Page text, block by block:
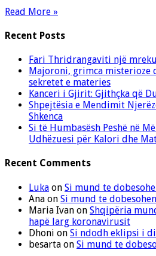
Read More »
Recent Posts
Fari Thridrangaviti një
Majoroni, grimca misterioze
sekretet e materies
Kanceri i Gjirit: Gjithçka që
Shpejtësia e Mendimit
Shkenca
Si të Humbasësh Peshë në
Udhëzuesi për Kalori dhe
Recent Comments
Luka on Si mund te
Ana on Si mund te
Maria Ivan on Shqipëria
hapë larg koronavirusit
Dhoni on Si ndodh eklipsi i
besarta on Si mund te